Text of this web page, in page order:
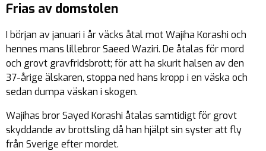
Frias av domstolen
I början av januari i år väcks åtal mot Wajiha Korashi och
hennes mans lillebror Saeed Waziri. De åtalas för mord
och grovt gravfridsbrott; för att ha skurit halsen av den
37-årige älskaren, stoppa ned hans kropp i en väska och
sedan dumpa väskan i skogen.
Wajihas bror Sayed Korashi åtalas samtidigt för grovt
skyddande av brottsling då han hjälpt sin syster att fly
från Sverige efter mordet.